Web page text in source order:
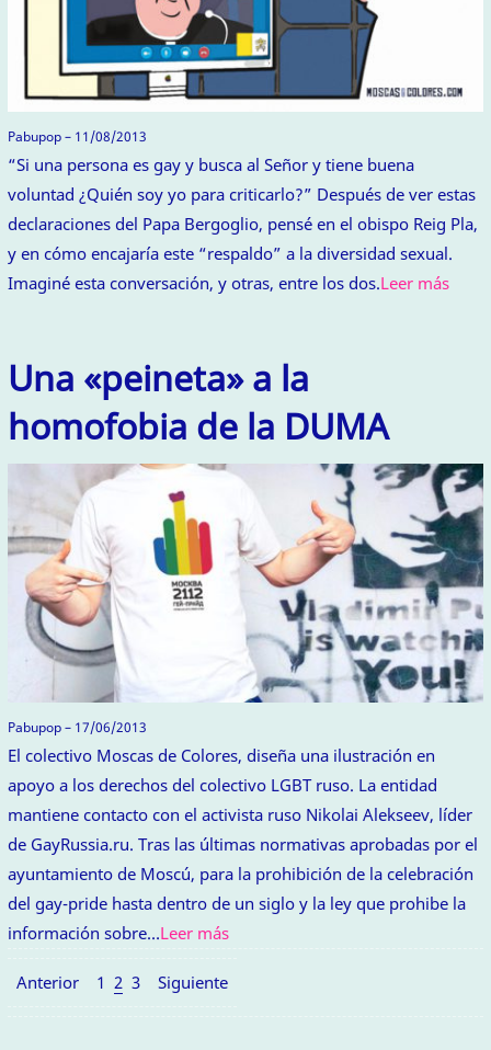
Pabupop – 11/08/2013
“Si una persona es gay y busca al Señor y tiene buena
voluntad ¿Quién soy yo para criticarlo?” Después de ver estas
declaraciones del Papa Bergoglio, pensé en el obispo Reig Pla,
y en cómo encajaría este “respaldo” a la diversidad sexual.
Imaginé esta conversación, y otras, entre los dos.Leer más
Una «peineta» a la
homofobia de la DUMA
Pabupop – 17/06/2013
El colectivo Moscas de Colores, diseña una ilustración en
apoyo a los derechos del colectivo LGBT ruso. La entidad
mantiene contacto con el activista ruso Nikolai Alekseev, líder
de GayRussia.ru. Tras las últimas normativas aprobadas por el
ayuntamiento de Moscú, para la prohibición de la celebración
del gay-pride hasta dentro de un siglo y la ley que prohibe la
información sobre…Leer más
Anterior 1 2 3 Siguiente